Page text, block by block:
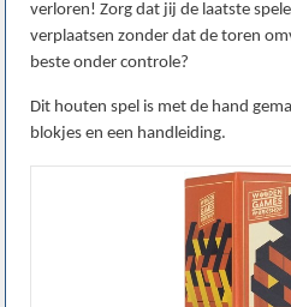
verloren! Zorg dat jij de laatste
verplaatsen zonder dat de toren
beste onder controle?
Dit houten spel is met de hand
blokjes en een handleiding.